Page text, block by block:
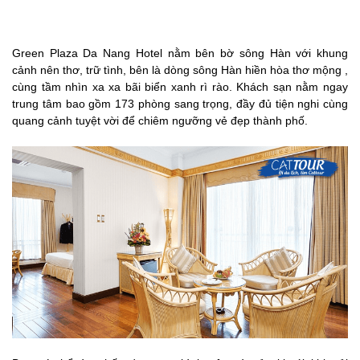
Green Plaza Da Nang Hotel nằm bên bờ sông Hàn với khung
cảnh nên thơ, trữ tình, bên là dòng sông Hàn hiền hòa thơ mộng ,
cùng tầm nhìn xa xa bãi biển xanh rì rào. Khách sạn nằm ngay
trung tâm bao gồm 173 phòng sang trọng, đầy đủ tiện nghi cùng
quang cảnh tuyệt vời để chiêm ngưỡng vẻ đẹp thành phố.